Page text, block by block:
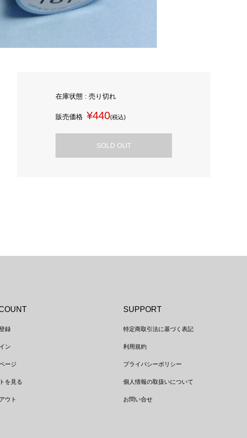
在庫状態 : 売り切れ
販売価格 ¥440(税込)
SOLD OUT
録
ン
ージ
を見る
ウト
SUPPORT
特定商取引法に基づく表記
利用規約
プライバシーポリシー
個人情報の取扱いについて
お問い合せ